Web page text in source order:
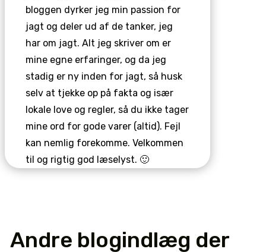
bloggen dyrker jeg min passion for
jagt og deler ud af de tanker, jeg
har om jagt. Alt jeg skriver om er
mine egne erfaringer, og da jeg
stadig er ny inden for jagt, så husk
selv at tjekke op på fakta og især
lokale love og regler, så du ikke tager
mine ord for gode varer (altid). Fejl
kan nemlig forekomme. Velkommen
til og rigtig god læselyst. 🙂
Andre blogindlæg der